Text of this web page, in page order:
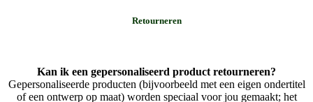
Retourneren
Kan ik een gepersonaliseerd product retourneren?
Gepersonaliseerde producten (bijvoorbeeld met een eigen ondertitel
of een ontwerp op maat) worden speciaal voor jou gemaakt; het